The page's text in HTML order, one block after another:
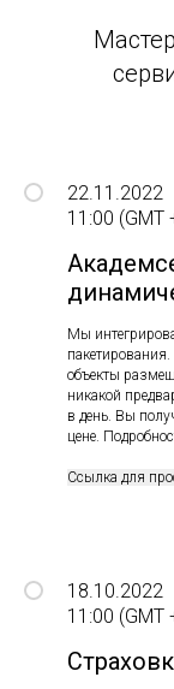
22.11.2022
11:00 (GMT
Мы
объекты
никакой
в день. Вы
цене.
Ссылка для
18.10.2022
11:00 (GMT